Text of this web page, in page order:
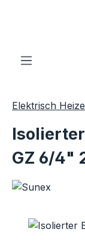
Zum Hauptinhalt
Elektrisch
GZ 6/4"
Bildergalerie